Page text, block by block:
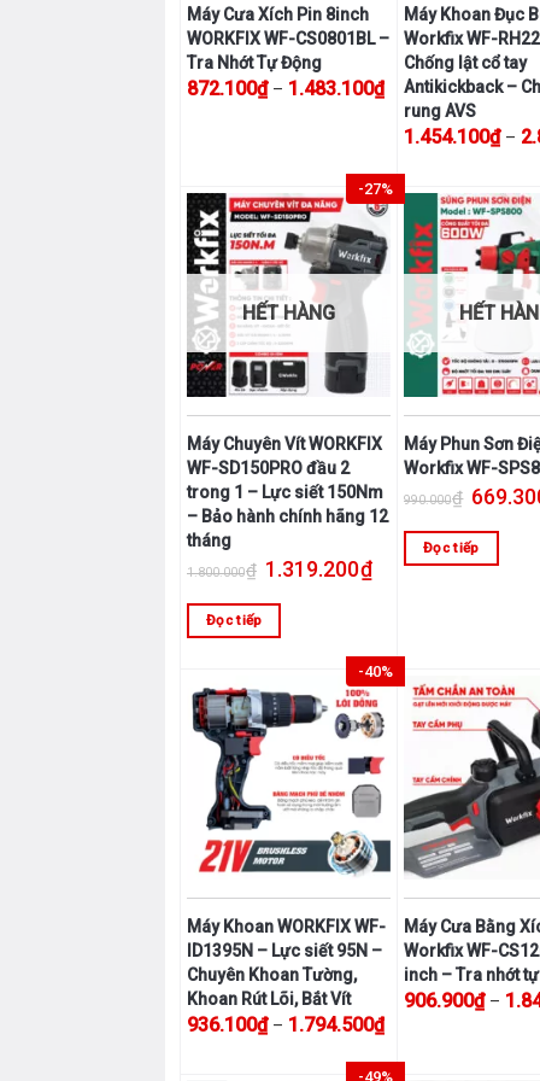
Máy Cưa Xích Pin 8inch
WORKFIX WF-CS0801BL –
Tra Nhớt Tự Động
872.100₫ – 1.483.100₫Khoảng giá: từ
có
nhiều
biến
thể.
Các
tùy
chọn
có
được
chọn
trên
trang
sản
Máy Khoan Đục
Workfix WF-
Chống lật cổ tay
Antikickback –
rung AVS
1.454.100₫ –
phẩm
này
có
nhiều
biến
thể.
Các
chọn
có
thể
được
chọn
trên
-27%
HẾT HÀNG
Máy Chuyên Vít WORKFIX
WF-SD150PRO đầu 2
trong 1 – Lực siết 150Nm
– Bảo hành chính hãng 12
tháng
1.800.000₫ Giá gốc là: 1.800.000₫.
1.319.200₫Giá hiện tại là:
Đọc tiếp
HẾT
Máy Phun Sơn
Workfix WF-
990.000₫ Giá gốc
Đọc tiếp
-40%
Máy Khoan WORKFIX WF-
ID1395N – Lực siết 95N –
Chuyên Khoan Tường,
Khoan Rút Lõi, Bắt Vít
936.100₫ – 1.794.500₫Khoảng giá: từ
Máy Cưa Bằng
Workfix WF-
inch – Tra nhớt
906.900₫ –
phẩm
-49%